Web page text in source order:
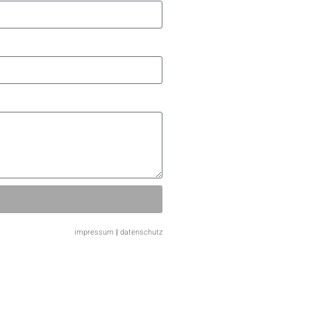
impressum | datenschutz